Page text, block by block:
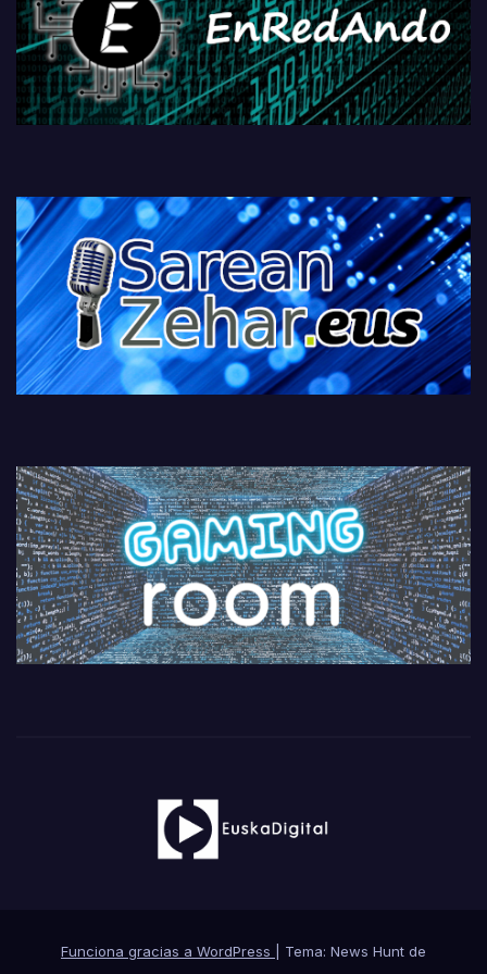
Funciona gracias a WordPress
Tema: News Hunt de